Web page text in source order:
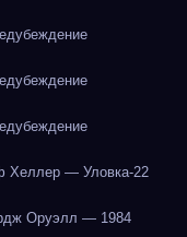
Хеллер — Уловка-22
Оруэлл — 1984